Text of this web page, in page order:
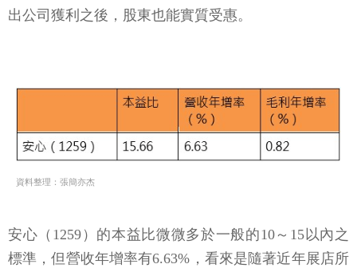
出公司獲利之後，股東也能實質受惠。
資料整理：張簡亦杰
安心（1259）的本益比微微多於一般的10～15以內之
標準，但營收年增率有6.63%，看來是隨著近年展店所